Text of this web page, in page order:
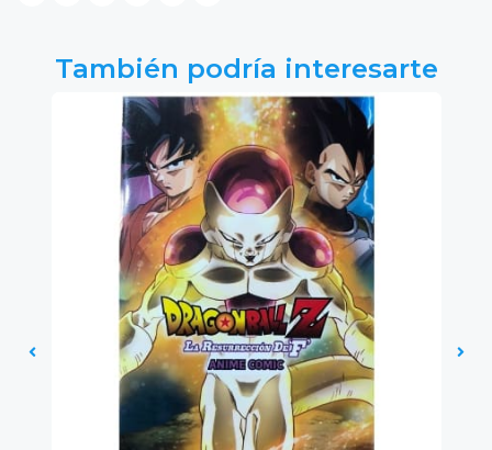
También podría interesarte